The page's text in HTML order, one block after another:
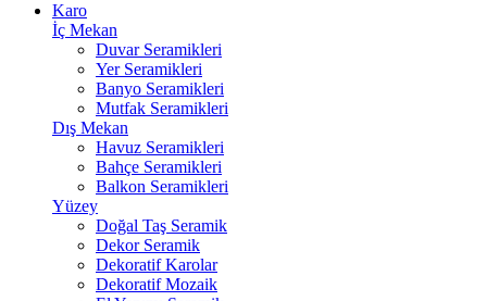
Karo
İç Mekan
Duvar Seramikleri
Yer Seramikleri
Banyo Seramikleri
Mutfak Seramikleri
Dış Mekan
Havuz Seramikleri
Bahçe Seramikleri
Balkon Seramikleri
Yüzey
Doğal Taş Seramik
Dekor Seramik
Dekoratif Karolar
Dekoratif Mozaik